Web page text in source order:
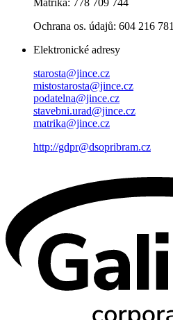
Ochrana os. údajů: 604 216 781
Elektronické adresy
starosta@jince.cz
mistostarosta@jince.cz
podatelna@jince.cz
stavebni.urad@jince.cz
matrika@jince.cz
http://gdpr@dsopribram.cz